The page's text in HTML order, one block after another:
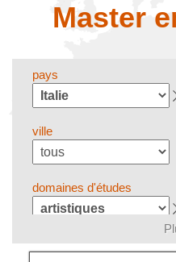
Master
pays
ville
domaines d'études
langue